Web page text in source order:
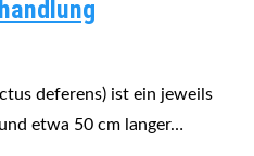
deferens) ist ein jeweils
etwa 50 cm langer…